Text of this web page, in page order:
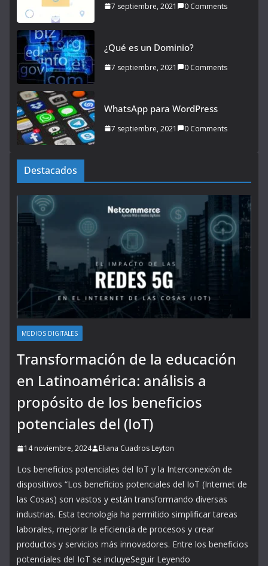
7 septiembre, 2021 0 Comments
¿Qué es un Dominio?
7 septiembre, 2021 0 Comments
WhatsApp para WordPress
7 septiembre, 2021 0 Comments
Destacados
MEDIOS DIGITALES
Transformación de la educación
en Latinoamérica: análisis a
propósito de los beneficios
potenciales del (IoT)
14 noviembre, 2024 Eliana Cuadros Leyton
Los beneficios potenciales del IoT y la Interconexión de
dispositivos “Los beneficios potenciales del IoT (Internet de
las Cosas) son vastos y están transformando diversas
industrias. Esta tecnología ha permitido simplificar tareas
laborales, mejorar la eficiencia de procesos y crear
productos y servicios más innovadores. Entre los beneficios
potenciales del IoT se incluyeSeguir Leyendo